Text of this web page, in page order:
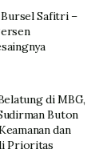
Safitri –
di MBG,
Buton
dan
Prioritas